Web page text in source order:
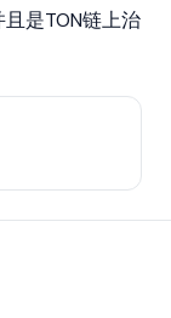
是TON链上治